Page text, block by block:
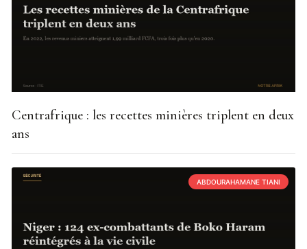
Centrafrique : les recettes minières triplent en deux
ans
ABDOURAHAMANE TIANI